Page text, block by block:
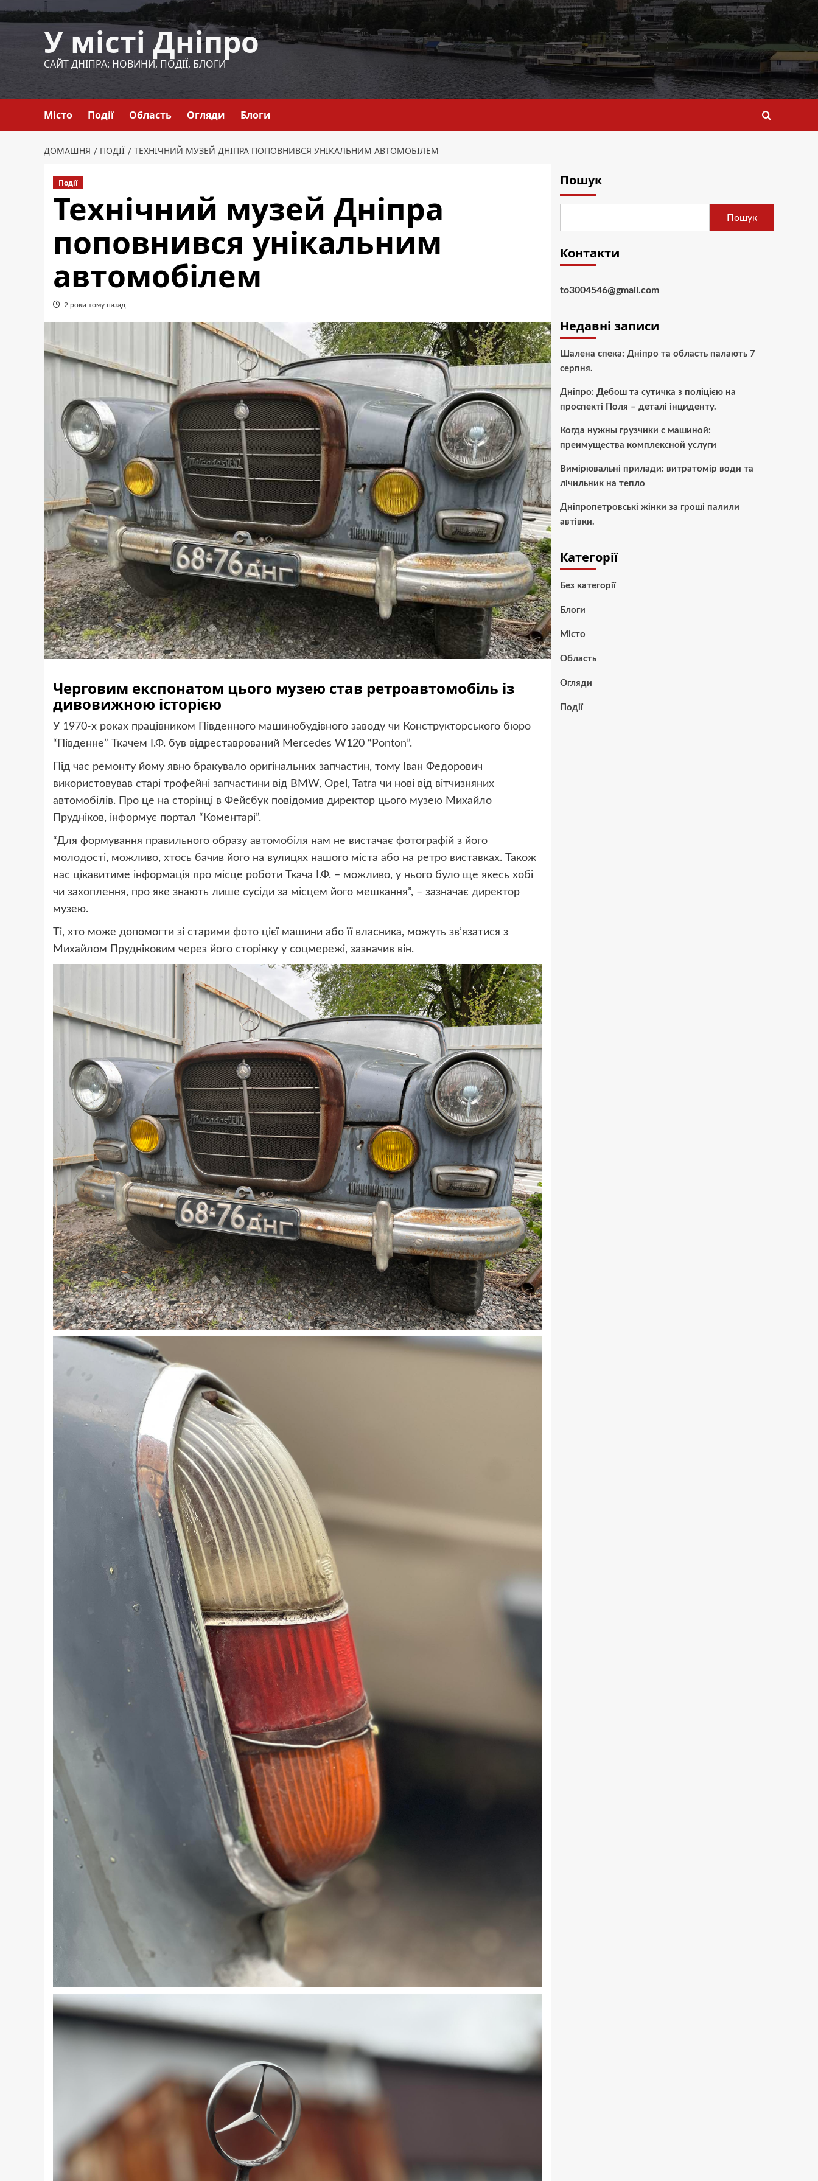
до
У місті Дніпро
САЙТ ДНІПРА: НОВИНИ, ПОДІЇ, БЛОГИ
Місто Події Область Огляди Блоги
ДОМАШНЯ ПОДІЇ ТЕХНІЧНИЙ МУЗЕЙ ДНІПРА ПОПОВНИВСЯ УНІКАЛЬНИМ АВТОМОБІЛЕМ
Події
Технічний музей Дніпра
поповнився унікальним
автомобілем
2 роки тому назад
Черговим експонатом цього музею став ретроавтомобіль із
дивовижною історією
У 1970-х роках працівником Південного машинобудівного заводу чи Конструкторського бюро
“Південне” Ткачем І.Ф. був відреставрований Mercedes W120 “Ponton”.
Під час ремонту йому явно бракувало оригінальних запчастин, тому Іван Федорович
використовував старі трофейні запчастини від BMW, Opel, Tatra чи нові від вітчизняних
автомобілів. Про це на сторінці в Фейсбук повідомив директор цього музею Михайло
Прудніков, інформує портал “Коментарі”.
“Для формування правильного образу автомобіля нам не вистачає фотографій з його
молодості, можливо, хтось бачив його на вулицях нашого міста або на ретро виставках. Також
нас цікавитиме інформація про місце роботи Ткача І.Ф. – можливо, у нього було ще якесь хобі
чи захоплення, про яке знають лише сусіди за місцем його мешкання”, – зазначає директор
музею.
Ті, хто може допомогти зі старими фото цієї машини або її власника, можуть зв’язатися з
Михайлом Прудніковим через його сторінку у соцмережі, зазначив він.
Пошук
Пошук
Контакти
to3004546@gmail.com
Недавні записи
Шалена спека: Дніпро та область палають 7
серпня.
Дніпро: Дебош та сутичка з поліцією на
проспекті Поля – деталі інциденту.
Когда нужны грузчики с машиной:
преимущества комплексной услуги
Вимірювальні прилади: витратомір води та
лічильник на тепло
Дніпропетровські жінки за гроші палили
автівки.
Категорії
Без категорії
Блоги
Місто
Область
Огляди
Події